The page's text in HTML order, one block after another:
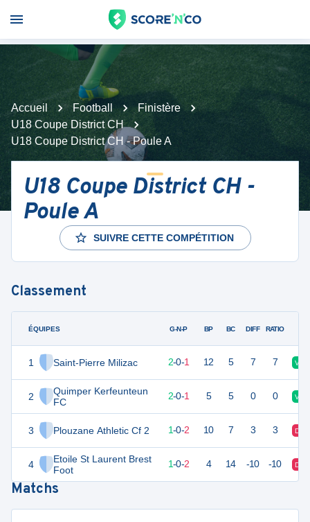
Accueil Football
Finistère
U18 Coupe District CH
U18 Coupe District CH - Poule A
U18 Coupe District CH -
Poule A
SUIVRE CETTE COMPÉTITION
Classement
ÉQUIPES
1 Saint-Pierre Milizac
2
Quimper Kerfeunteun
FC
3 Plouzane Athletic Cf 2
4
Etoile St Laurent Brest
Foot
G-N-P BP BC DIFF RATIO
7 2-0-1 12 5 7 7 V
5 3 2-0-1 5 5 0 0 V
4 3 1-0-2 10 7 3 3 D
2 3 1-0-2 4 14 -10 -10 D
Matchs